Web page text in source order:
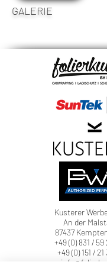
GALERIE
Kusterer
An der
87437
+49 (0) 831 / 59
+49 (0) 151 / 21